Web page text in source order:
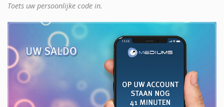
Toets uw persoonlijke code in.